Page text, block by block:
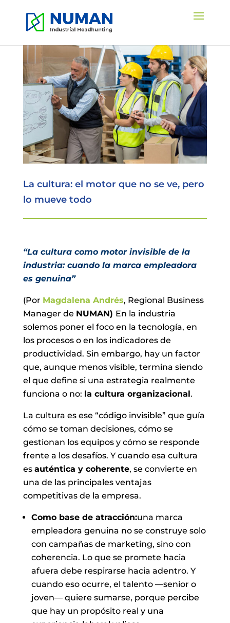
La cultura: el motor que no se ve, pero
lo mueve todo
“La cultura como motor invisible de la
industria: cuando la marca empleadora
es genuina”
(Por Magdalena Andrés, Regional Business
Manager de NUMAN) En la industria
solemos poner el foco en la tecnología, en
los procesos o en los indicadores de
productividad. Sin embargo, hay un factor
que, aunque menos visible, termina siendo
el que define si una estrategia realmente
funciona o no: la cultura organizacional.
La cultura es ese “código invisible” que guía
cómo se toman decisiones, cómo se
gestionan los equipos y cómo se responde
frente a los desafíos. Y cuando esa cultura
es auténtica y coherente, se convierte en
una de las principales ventajas
competitivas de la empresa.
Como base de atracción:una marca
empleadora genuina no se construye solo
con campañas de marketing, sino con
coherencia. Lo que se promete hacia
afuera debe respirarse hacia adentro. Y
cuando eso ocurre, el talento —senior o
joven— quiere sumarse, porque percibe
que hay un propósito real y una